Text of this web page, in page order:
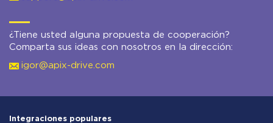
¿Tiene usted alguna propuesta de cooperación?
Comparta sus ideas con nosotros en la dirección:
igor@apix-drive.com
Integraciones populares